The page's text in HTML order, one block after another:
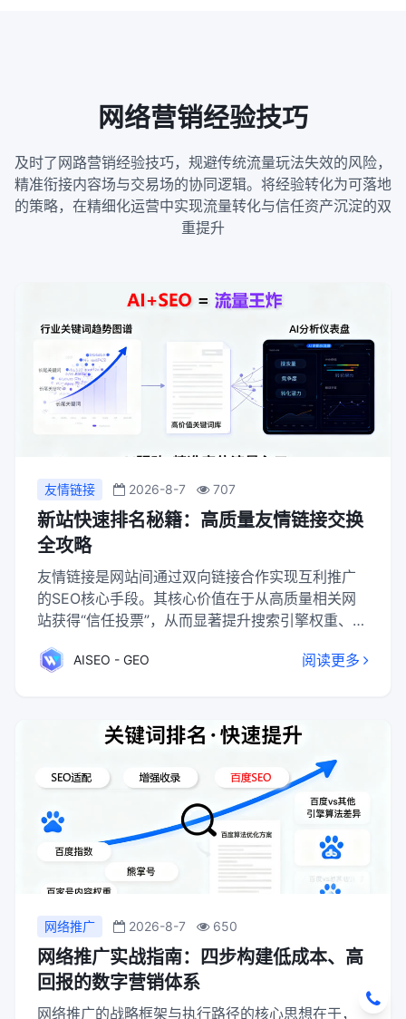
网络营销经验技巧
及时了网路营销经验技巧，规避传统流量玩法失效的风险，
精准衔接内容场与交易场的协同逻辑。将经验转化为可落地
的策略，在精细化运营中实现流量转化与信任资产沉淀的双
重提升
友情链接 2026-8-7 707
新站快速排名秘籍：高质量友情链接交换
全攻略
友情链接是网站间通过双向链接合作实现互利推广
的SEO核心手段。其核心价值在于从高质量相关网
站获得“信任投票”，从而显著提升搜索引擎权重、关
在于质量优先于数量，严格筛选相关、健康的交换
见陷阱，确保友链策略持续为网站SEO带来正向收
AISEO - GEO 阅读更多
网络推广 2026-8-7 650
网络推广实战指南：四步构建低成本、高
回报的数字营销体系
网络推广的战略框架与执行路径的核心思想在于，